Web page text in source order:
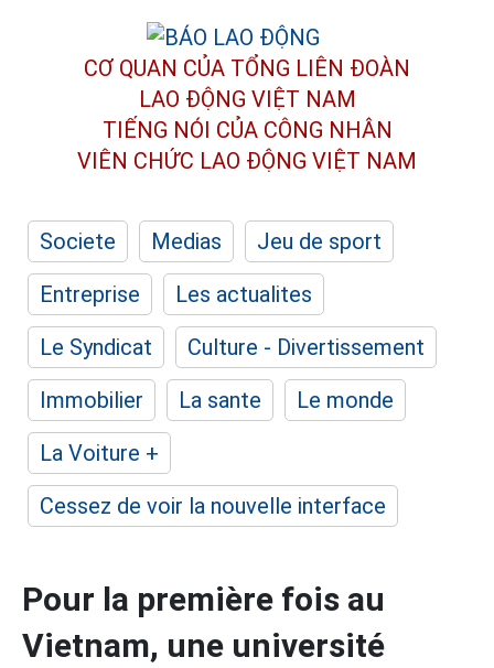
CƠ QUAN CỦA TỔNG LIÊN ĐOÀN
LAO ĐỘNG VIỆT NAM
TIẾNG NÓI CỦA CÔNG NHÂN
VIÊN CHỨC LAO ĐỘNG VIỆT NAM
Societe Medias
Jeu de sport
Entreprise
Les actualites
Le Syndicat
Culture - Divertissement
Immobilier
La sante
Le monde
La Voiture +
Cessez de voir la nouvelle interface
Pour la première fois au
Vietnam, une université